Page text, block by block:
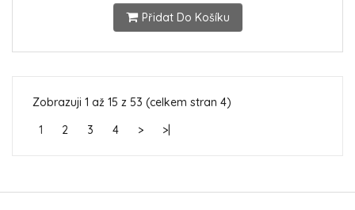
Přidat Do Košíku
Zobrazuji 1 až 15 z 53 (celkem stran 4)
1
2 3 4 > >|